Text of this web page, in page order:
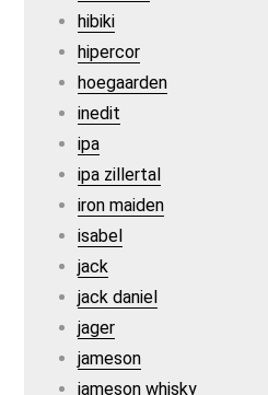
hibiki
hipercor
hoegaarden
inedit
ipa
ipa zillertal
iron maiden
isabel
jack
jack daniel
jager
jameson
jameson whisky